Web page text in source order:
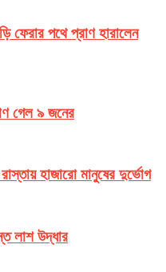
ফেরার পথে প্রাণ হারালেন
গেল ৯ জনের
হাজারো মানুষের দুর্ভোগ
লাশ উদ্ধার